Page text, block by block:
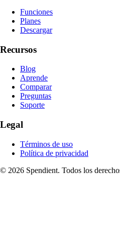
Funciones
Planes
Descargar
Recursos
Blog
Aprende
Comparar
Preguntas
Soporte
Legal
Términos de uso
Política de privacidad
© 2026 Spendient. Todos los